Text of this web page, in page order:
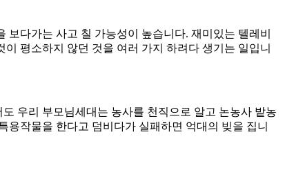
다가는 사고 칠 가능성이 높습니다. 재미있는 텔레비
평소하지 않던 것을 여러 가지 하려다 생기는 일입니
우리 부모님세대는 농사를 천직으로 알고 논농사 밭농
작물을 한다고 덤비다가 실패하면 억대의 빚을 집니